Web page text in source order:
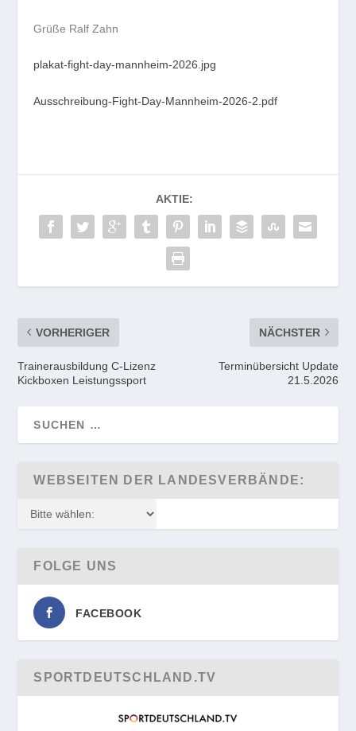
Grüße Ralf Zahn
plakat-fight-day-mannheim-2026.jpg
Ausschreibung-Fight-Day-Mannheim-2026-2.pdf
AKTIE:
VORHERIGER
Trainerausbildung C-Lizenz
Kickboxen Leistungssport
NÄCHSTER
Terminübersicht Update
21.5.2026
WEBSEITEN DER LANDESVERBÄNDE:
FOLGE UNS
FACEBOOK
SPORTDEUTSCHLAND.TV